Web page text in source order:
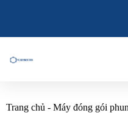
nội
dung
Trang chủ - Máy đóng gói